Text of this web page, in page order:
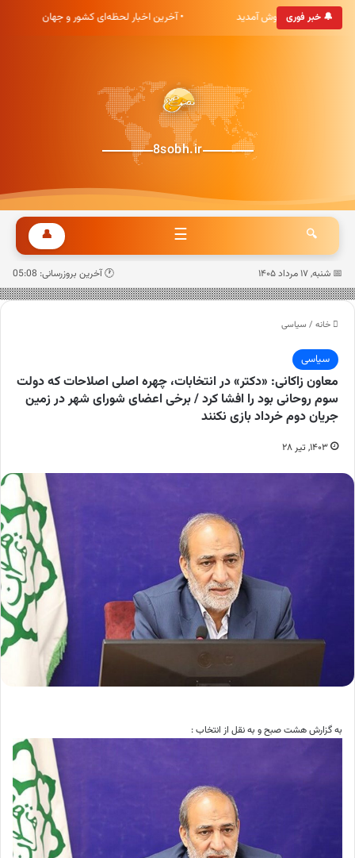
🔔 خبر فوری
خبری هشت صبح خوش آمدید • آخرین اخبار لحظه‌ای کشور و جهان
8sobh.ir
🔍
☰
👤
📅 شنبه, ۱۷ مرداد ۱۴۰۵ 🕐 آخرین بروزرسانی: 05:08
خانه / سیاسی
سیاسی
معاون زاکانی: «دکتر» در انتخابات، چهره اصلی اصلاحات که دولت
سوم روحانی بود را افشا کرد / برخی اعضای شورای شهر در زمین
جریان دوم خرداد بازی نکنند
۱۴۰۳, تیر ۲۸
به گزارش هشت صبح و به نقل از انتخاب :